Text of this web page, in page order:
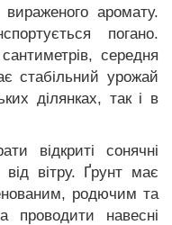
аромату.
погано.
середня
стабільний урожай
ділянках, так і в
відкриті сонячні
вітру. Ґрунт має
родючим та
проводити навесні